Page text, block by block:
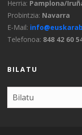
Herria: Pamplona/
Probintzia: Navarra
E-Mail:
Telefonoa: 848 42 60
BILATU